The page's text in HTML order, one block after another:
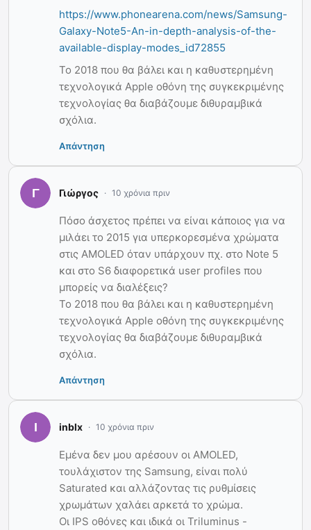
https://www.phonearena.com/news/Samsung-
Galaxy-Note5-An-in-depth-analysis-of-the-
available-display-modes_id72855
To 2018 που θα βάλει και η καθυστερημένη
τεχνολογικά Apple οθόνη της συγκεκριμένης
τεχνολογίας θα διαβάζουμε διθυραμβικά
σχόλια.
Απάντηση
Γιώργος 10 χρόνια πριν
Πόσο άσχετος πρέπει να είναι κάποιος για να
μιλάει το 2015 για υπερκορεσμένα χρώματα
στις AMOLED όταν υπάρχουν πχ. στο Note 5
και στο S6 διαφορετικά user profiles που
μπορείς να διαλέξεις?
To 2018 που θα βάλει και η καθυστερημένη
τεχνολογικά Apple οθόνη της συγκεκριμένης
τεχνολογίας θα διαβάζουμε διθυραμβικά
σχόλια.
Απάντηση
inblx 10 χρόνια πριν
Εμένα δεν μου αρέσουν οι AMOLED,
τουλάχιστον της Samsung, είναι πολύ
Saturated και αλλάζοντας τις ρυθμίσεις
χρωμάτων χαλάει αρκετά το χρώμα.
Οι IPS οθόνες και ιδικά οι Triluminus -